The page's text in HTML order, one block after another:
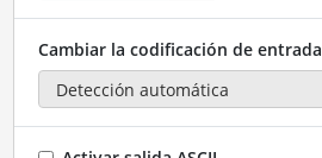
Cambiar la codificación de entrada